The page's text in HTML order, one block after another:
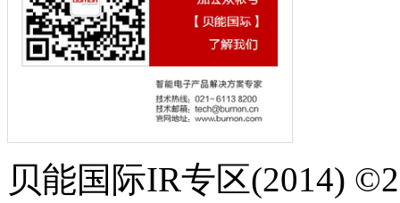
贝能国际IR专区(2014)